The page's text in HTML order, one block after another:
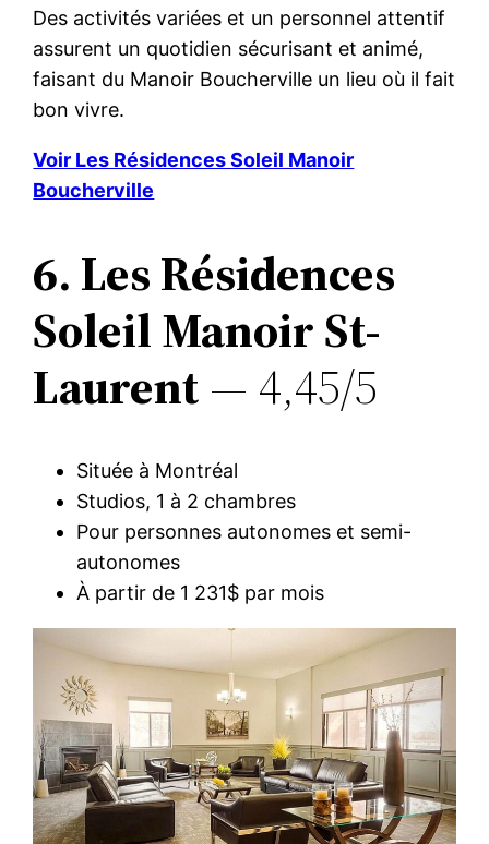
Des activités variées et un personnel attentif
assurent un quotidien sécurisant et animé,
faisant du Manoir Boucherville un lieu où il fait
bon vivre.
Voir Les Résidences Soleil Manoir
Boucherville
6. Les Résidences
Soleil Manoir St-
Laurent— 4,45/5
Située à Montréal
Studios, 1 à 2 chambres
Pour personnes autonomes et semi-
autonomes
À partir de 1 231$ par mois